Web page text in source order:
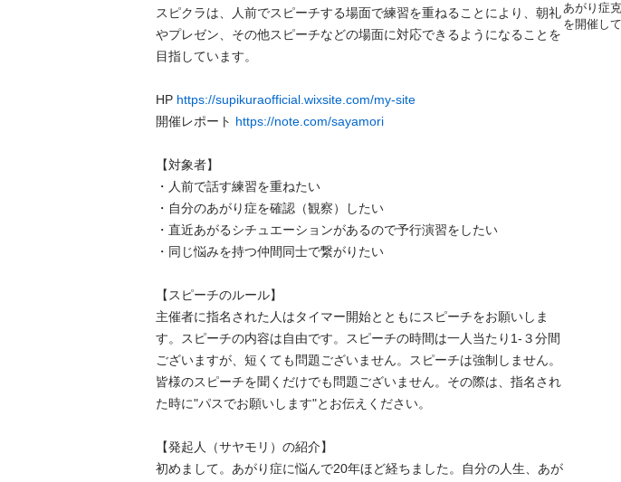
スピクラは、人前でスピーチする場面で練習を重ねることにより、朝礼
やプレゼン、その他スピーチなどの場面に対応できるようになることを
目指しています。
HP https://supikuraofficial.wixsite.com/my-site
開催レポート https://note.com/sayamori
【対象者】
・人前で話す練習を重ねたい
・自分のあがり症を確認（観察）したい
・直近あがるシチュエーションがあるので予行演習をしたい
・同じ悩みを持つ仲間同士で繋がりたい
【スピーチのルール】
主催者に指名された人はタイマー開始とともにスピーチをお願いしま
す。スピーチの内容は自由です。スピーチの時間は一人当たり1-３分間
ございますが、短くても問題ございません。スピーチは強制しません。
皆様のスピーチを聞くだけでも問題ございません。その際は、指名され
た時に"パスでお願いします"とお伝えください。
【発起人（サヤモリ）の紹介】
初めまして。あがり症に悩んで20年ほど経ちました。自分の人生、あが
あがり症
を開催し